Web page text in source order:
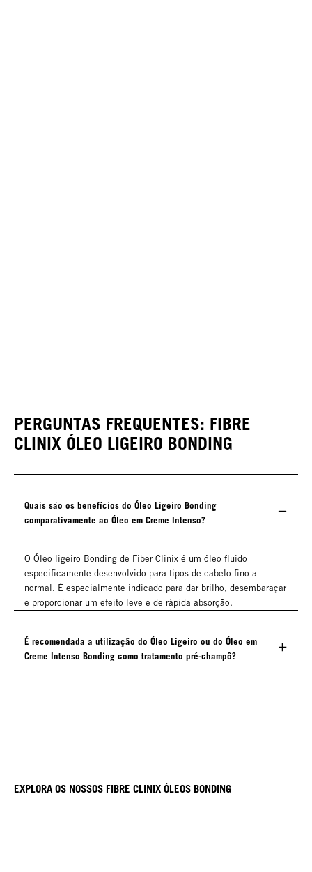
PERGUNTAS FREQUENTES: FIBRE
CLINIX ÓLEO LIGEIRO BONDING
Quais são os benefícios do Óleo Ligeiro Bonding
comparativamente ao Óleo em Creme Intenso?
O Óleo ligeiro Bonding de Fiber Clinix é um óleo fluido
especificamente desenvolvido para tipos de cabelo fino a
normal. É especialmente indicado para dar brilho, desembaraçar
e proporcionar um efeito leve e de rápida absorção.
É recomendada a utilização do Óleo Ligeiro ou do Óleo em
Creme Intenso Bonding como tratamento pré-champô?
EXPLORA OS NOSSOS FIBRE CLINIX ÓLEOS BONDING